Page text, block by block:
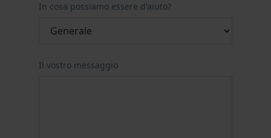
In cosa possiamo essere d'aiuto?
Il vostro messaggio